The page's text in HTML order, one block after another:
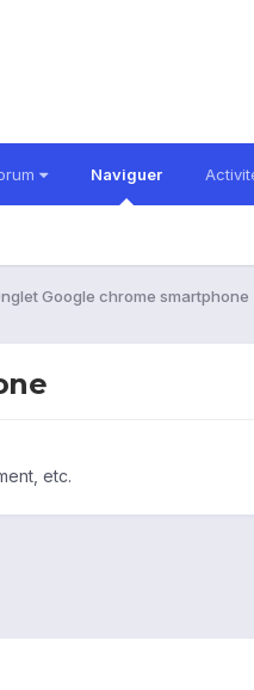
Naviguer
Google chrome smartphone
etc.